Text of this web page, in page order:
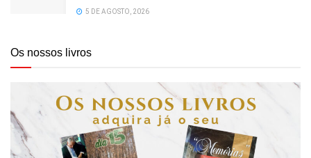
5 DE AGOSTO, 2026
Os nossos livros